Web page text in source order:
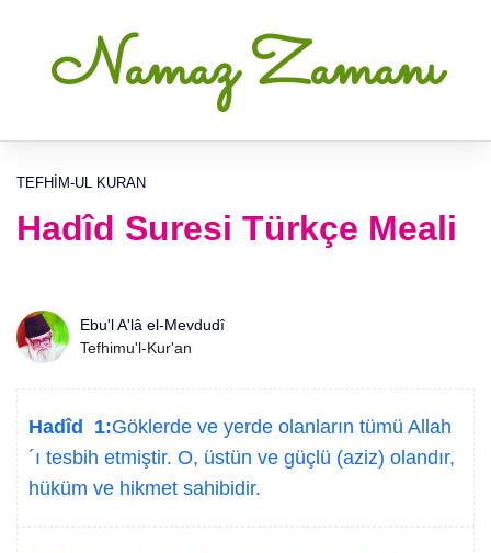
Namaz Zamanı
TEFHIM-UL KURAN
Hadîd Suresi Türkçe Meali
Ebu'l A'lâ el-Mevdudî
Tefhimu'l-Kur'an
Hadîd 1:Göklerde ve yerde olanların tümü Allah
´ı tesbih etmiştir. O, üstün ve güçlü (aziz) olandır,
hüküm ve hikmet sahibidir.